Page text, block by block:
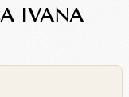
IVANA